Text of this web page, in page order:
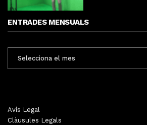
ENTRADES MENSUALS
MENSUALS
Avís Legal
Clàusules Legals